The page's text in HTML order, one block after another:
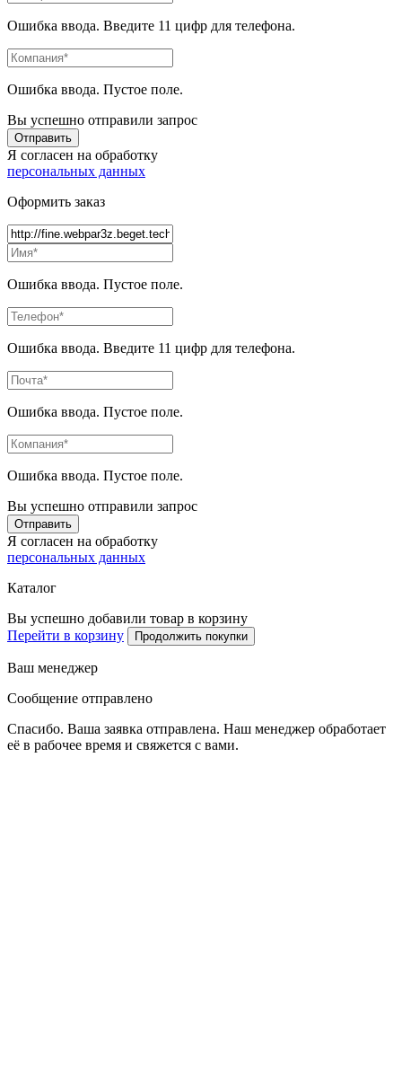
Ошибка ввода. Введите 11 цифр для телефона.
Ошибка ввода. Пустое поле.
Вы успешно отправили запрос
Отправить
Я согласен на обработку
персональных данных
Оформить заказ
Ошибка ввода. Пустое поле.
Ошибка ввода. Введите 11 цифр для телефона.
Ошибка ввода. Пустое поле.
Ошибка ввода. Пустое поле.
Вы успешно отправили запрос
Отправить
Я согласен на обработку
персональных данных
Каталог
Вы успешно добавили товар в корзину
Перейти в корзину
Продолжить покупки
Ваш менеджер
Сообщение отправлено
Спасибо. Ваша заявка отправлена. Наш менеджер обработает
её в рабочее время и свяжется с вами.